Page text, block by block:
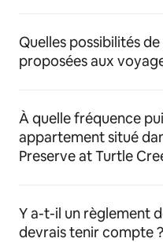
Quelles possibilités
proposées aux
À quelle fréquence
appartement situé
Preserve at Turtle
Y a-t-il un règlement
devrais tenir compte ?